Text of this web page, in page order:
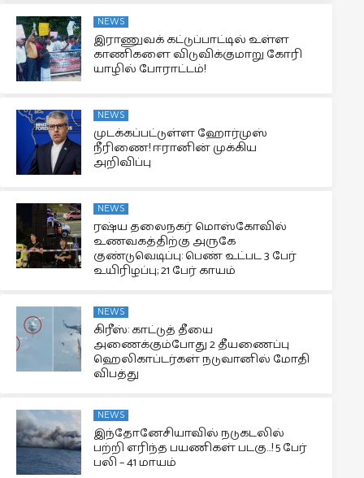
NEWS
இராணுவக் கட்டுப்பாட்டில் உள்ள
காணிகளை விடுவிக்குமாறு கோரி
யாழில் போராட்டம்!
NEWS
முடக்கப்பட்டுள்ள ஹோர்முஸ்
நீரிணை! ஈரானின் முக்கிய
அறிவிப்பு
NEWS
ரஷ்ய தலைநகர் மொஸ்கோவில்
உணவகத்திற்கு அருகே
குண்டுவெடிப்பு: பெண் உட்பட 3 பேர்
உயிரிழப்பு; 21 பேர் காயம்
NEWS
கிரீஸ்: காட்டுத் தீயை
அணைக்கும்போது 2 தீயணைப்பு
ஹெலிகாப்டர்கள் நடுவானில் மோதி
விபத்து
NEWS
இந்தோனேசியாவில் நடுகடலில்
பற்றி எரிந்த பயணிகள் படகு…! 5 பேர்
பலி – 41 மாயம்